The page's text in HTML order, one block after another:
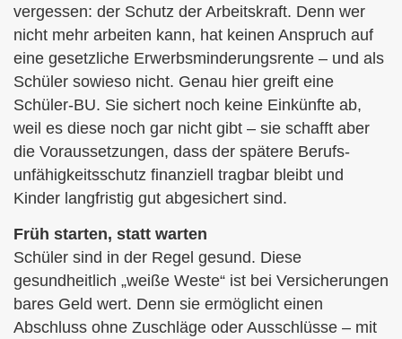
vergessen: der Schutz der Arbeitskraft. Denn wer
nicht mehr arbeiten kann, hat keinen Anspruch auf
eine gesetzliche Erwerbsminderungsrente – und als
Schüler sowieso nicht. Genau hier greift eine
Schüler-BU. Sie sichert noch keine Einkünfte ab,
weil es diese noch gar nicht gibt – sie schafft aber
die Voraussetzungen, dass der spätere Berufs­
unfähig­keitsschutz finanziell tragbar bleibt und
Kinder langfristig gut abgesichert sind.
Früh starten, statt warten
Schüler sind in der Regel gesund. Diese
gesundheitlich „weiße Weste“ ist bei Versicherungen
bares Geld wert. Denn sie ermöglicht einen
Abschluss ohne Zuschläge oder Ausschlüsse – mit